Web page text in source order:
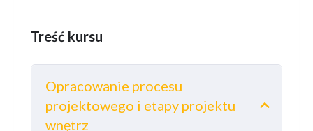
Treść kursu
Opracowanie procesu
projektowego i etapy projektu
wnętrz